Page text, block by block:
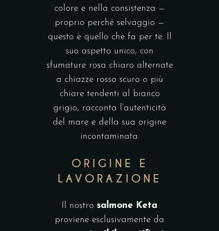
colore e nella consistenza —
proprio perché selvaggio —
questo è quello che fa per te. Il
suo aspetto unico, con
sfumature rosa chiaro alternate
a chiazze rosso scuro o più
chiare tendenti al bianco
grigio, racconta l’autenticità
del mare e della sua origine
incontaminata.
ORIGINE E
LAVORAZIONE
Il nostro salmone Keta
proviene esclusivamente da